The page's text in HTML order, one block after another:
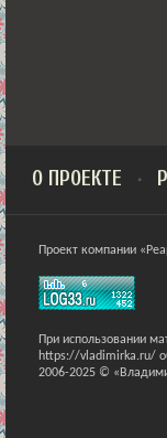
О ПРОЕКТЕ
Проект компании
При использовании
https://vladimirka.ru/
2006-2025 ©